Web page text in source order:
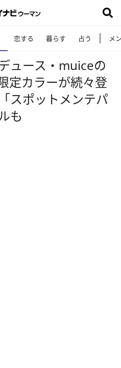
恋する 暮らす 占う メ
ュース・muiceの
定カラーが続々登
スポットメンテパ
も